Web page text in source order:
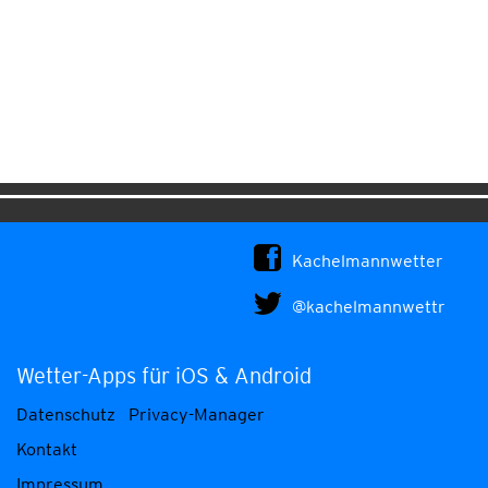
Kachelmannwetter
@kachelmannwettr
Wetter-Apps für iOS & Android
Datenschutz
Privacy-Manager
Kontakt